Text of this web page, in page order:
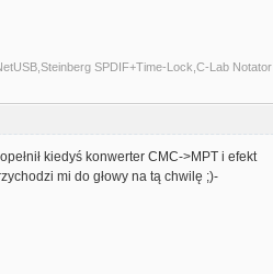
SPDIF+Time-Lock,C-Lab Notator
kiedyś konwerter CMC->MPT i efekt
mi do głowy na tą chwilę ;)-